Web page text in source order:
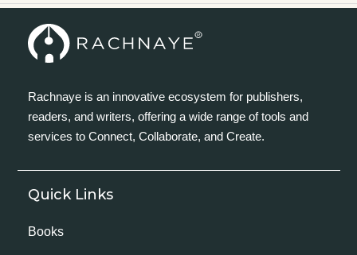
Rachnaye is an innovative ecosystem for publishers,
readers, and writers, offering a wide range of tools and
services to Connect, Collaborate, and Create.
Quick Links
Books